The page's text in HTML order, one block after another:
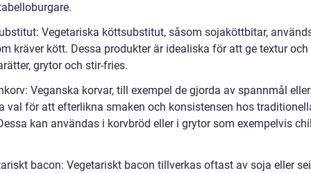
Vegetariska köttsubstitut, såsom sojaköttbitar,
kräver kött. Dessa produkter är idealiska för att ge textur
grytor och stir-fries.
Veganska korvar, till exempel de gjorda av spannmål
val för att efterlikna smaken och konsistensen hos
kan användas i korvbröd eller i grytor som exempelvis
bacon: Vegetariskt bacon tillverkas oftast av soja eller